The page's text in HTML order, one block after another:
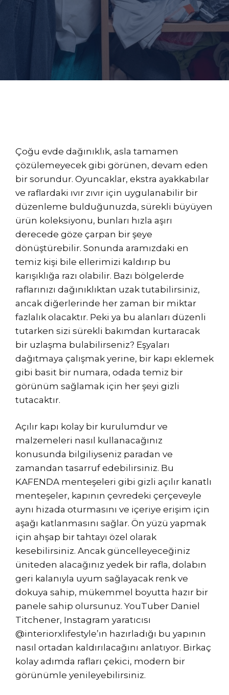
Çoğu evde dağınıklık, asla tamamen
çözülemeyecek gibi görünen, devam eden
bir sorundur. Oyuncaklar, ekstra ayakkabılar
ve raflardaki ıvır zıvır için uygulanabilir bir
düzenleme bulduğunuzda, sürekli büyüyen
ürün koleksiyonu, bunları hızla aşırı
derecede göze çarpan bir şeye
dönüştürebilir. Sonunda aramızdaki en
temiz kişi bile ellerimizi kaldırıp bu
karışıklığa razı olabilir. Bazı bölgelerde
raflarınızı dağınıklıktan uzak tutabilirsiniz,
ancak diğerlerinde her zaman bir miktar
fazlalık olacaktır. Peki ya bu alanları düzenli
tutarken sizi sürekli bakımdan kurtaracak
bir uzlaşma bulabilirseniz? Eşyaları
dağıtmaya çalışmak yerine, bir kapı eklemek
gibi basit bir numara, odada temiz bir
görünüm sağlamak için her şeyi gizli
tutacaktır.
Açılır kapı kolay bir kurulumdur ve
malzemeleri nasıl kullanacağınız
konusunda bilgiliyseniz paradan ve
zamandan tasarruf edebilirsiniz. Bu
KAFENDA menteşeleri gibi gizli açılır kanatlı
menteşeler, kapının çevredeki çerçeveyle
aynı hizada oturmasını ve içeriye erişim için
aşağı katlanmasını sağlar. Ön yüzü yapmak
için ahşap bir tahtayı özel olarak
kesebilirsiniz. Ancak güncelleyeceğiniz
üniteden alacağınız yedek bir rafla, dolabın
geri kalanıyla uyum sağlayacak renk ve
dokuya sahip, mükemmel boyutta hazır bir
panele sahip olursunuz. YouTuber Daniel
Titchener, Instagram yaratıcısı
@interiorxlifestyle’ın hazırladığı bu yapının
nasıl ortadan kaldırılacağını anlatıyor. Birkaç
kolay adımda rafları çekici, modern bir
görünümle yenileyebilirsiniz.